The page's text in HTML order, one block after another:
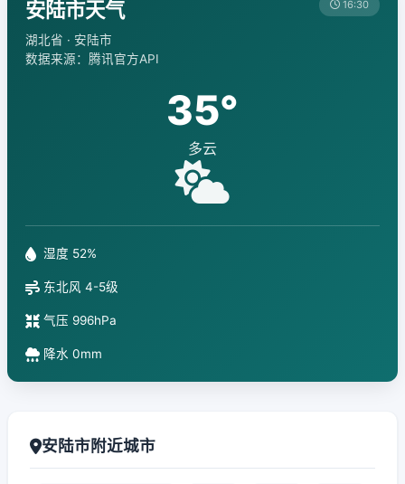
安陆市天气
湖北省 · 安陆市
数据来源：腾讯官方API
16:30
35°
多云
湿度 52%
东北风 4-5级
气压 996hPa
降水 0mm
安陆市附近城市